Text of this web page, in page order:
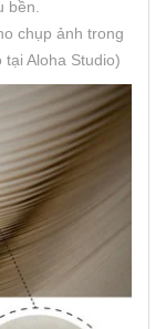
bền.
chụp ảnh trong
Aloha Studio)